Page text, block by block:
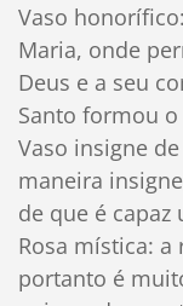
Vaso
Maria, onde
Deus e a seu
Santo formou o
Vaso insigne
maneira
de que é capaz
Rosa mística: a
portanto é